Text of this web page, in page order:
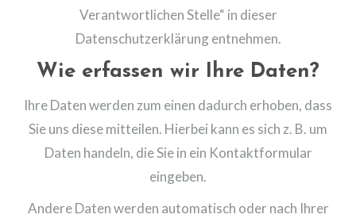
Verantwortlichen Stelle“ in dieser
Datenschutzerklärung entnehmen.
Wie erfassen wir Ihre Daten?
Ihre Daten werden zum einen dadurch erhoben, dass
Sie uns diese mitteilen. Hierbei kann es sich z. B. um
Daten handeln, die Sie in ein Kontaktformular
eingeben.
Andere Daten werden automatisch oder nach Ihrer